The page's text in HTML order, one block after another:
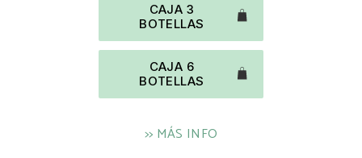
CAJA 3
BOTELLAS
CAJA 6
BOTELLAS
>> MÁS INFO